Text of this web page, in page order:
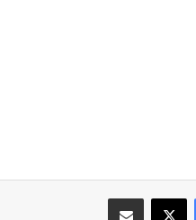
فيسبوك ‫X مشاركة عبر البريد